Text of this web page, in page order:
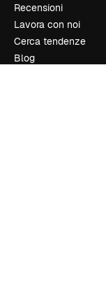
Recensioni
Lavora con noi
Cerca tendenze
Blog